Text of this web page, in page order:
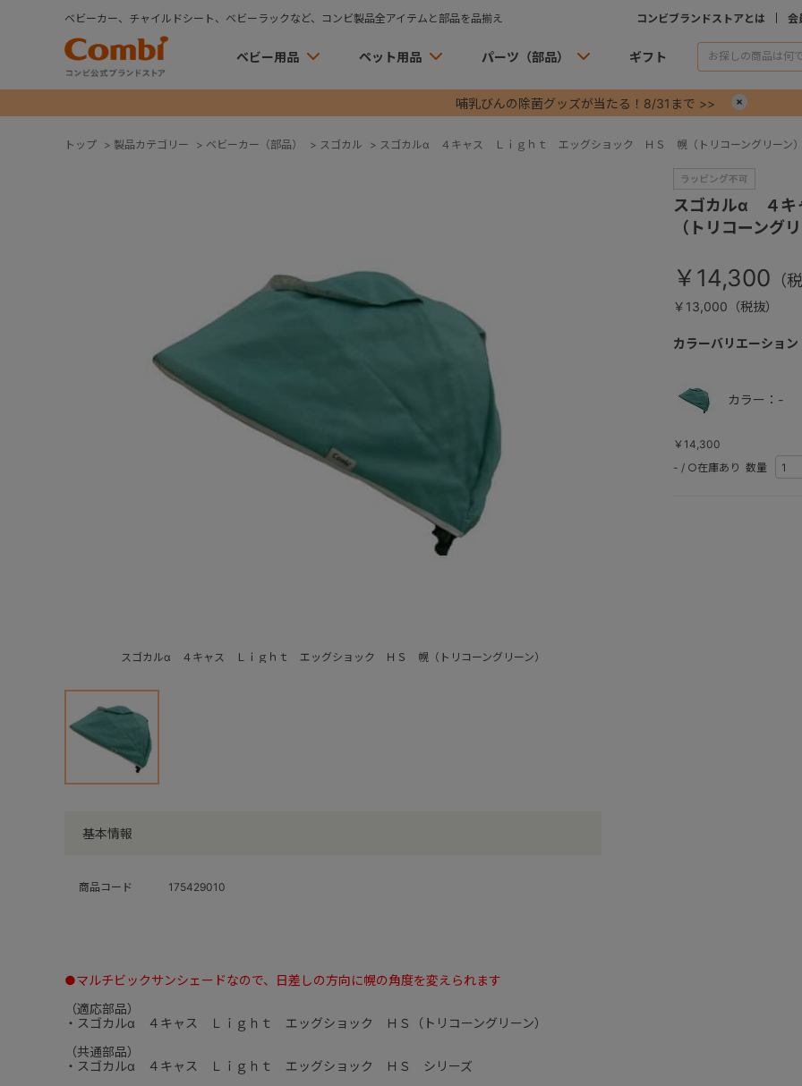
ベビーカー、チャイルドシート、ベビーラックなど、コンビ製品全アイテムと部品を品揃え コンビブランドストアとは 会
ベビー用品 ペット用品 パーツ（部品） ギフト
哺乳びんの除菌グッズが当たる！8/31まで >>
トップ > 製品カテゴリー > ベビーカー（部品） > スゴカル > スゴカルα ４キャス Ｌｉｇｈｔ エッグショック ＨＳ 幌（トリコーングリーン）
スゴカルα ４キャス Ｌｉｇｈｔ エッグショック ＨＳ 幌（トリコーングリーン）
基本情報
商品コード 175429010
スゴカルα ４
（トリコーングリ
￥14,300
￥13,000（税抜）
カラーバリエーション
カラー：-
￥14,300
- / ○在庫あり 数量
●マルチビックサンシェードなので、日差しの方向に幌の角度を変えられます
（適応部品）
・スゴカルα ４キャス Ｌｉｇｈｔ エッグショック ＨＳ（トリコーングリーン）
（共通部品）
・スゴカルα ４キャス Ｌｉｇｈｔ エッグショック ＨＳ シリーズ